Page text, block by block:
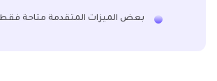
بعض الميزات المتقدمة متاحة